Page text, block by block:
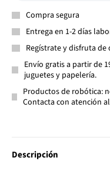
Compra segura
Entrega en 1-2 días
Regístrate y disfruta
Envío gratis a partir de
juguetes y papelería.
Productos de robótica:
Contacta con atención
Descripción